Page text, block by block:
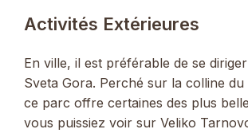
Activités Extérieures
En ville, il est préférable de se
Sveta Gora. Perché sur la colline du
ce parc offre certaines des plus
vous puissiez voir sur Veliko